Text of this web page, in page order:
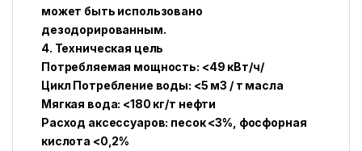
может быть использовано
дезодорированным.
4. Техническая цель
Потребляемая мощность: <49 кВт/ч/
Цикл Потребление воды: <5 м3 / т масла
Мягкая вода: <180 кг/т нефти
Расход аксессуаров: песок <3%, фосфорная
кислота <0,2%